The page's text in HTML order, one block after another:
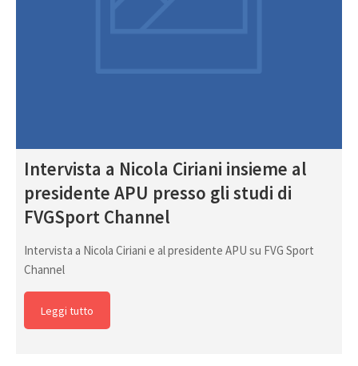
Intervista a Nicola Ciriani insieme al
presidente APU presso gli studi di
FVGSport Channel
Intervista a Nicola Ciriani e al presidente APU su FVG Sport
Channel
Leggi tutto